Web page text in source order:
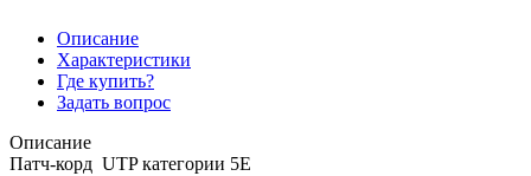
Описание
Характеристики
Где купить?
Задать вопрос
Описание
Патч-корд UTP категории 5Е